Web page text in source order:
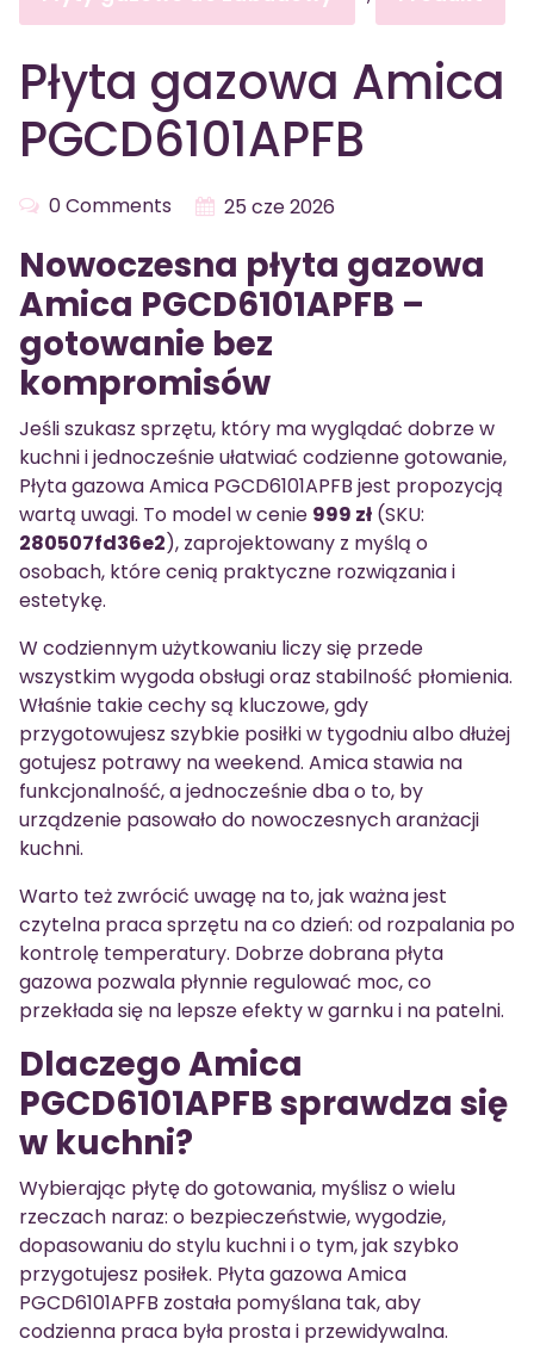
Płyta gazowa Amica
PGCD6101APFB
0 Comments 25 cze 2026
Nowoczesna płyta gazowa
Amica PGCD6101APFB –
gotowanie bez
kompromisów
Jeśli szukasz sprzętu, który ma wyglądać dobrze w
kuchni i jednocześnie ułatwiać codzienne gotowanie,
Płyta gazowa Amica PGCD6101APFB jest propozycją
wartą uwagi. To model w cenie 999 zł (SKU:
280507fd36e2), zaprojektowany z myślą o
osobach, które cenią praktyczne rozwiązania i
estetykę.
W codziennym użytkowaniu liczy się przede
wszystkim wygoda obsługi oraz stabilność płomienia.
Właśnie takie cechy są kluczowe, gdy
przygotowujesz szybkie posiłki w tygodniu albo dłużej
gotujesz potrawy na weekend. Amica stawia na
funkcjonalność, a jednocześnie dba o to, by
urządzenie pasowało do nowoczesnych aranżacji
kuchni.
Warto też zwrócić uwagę na to, jak ważna jest
czytelna praca sprzętu na co dzień: od rozpalania po
kontrolę temperatury. Dobrze dobrana płyta
gazowa pozwala płynnie regulować moc, co
przekłada się na lepsze efekty w garnku i na patelni.
Dlaczego Amica
PGCD6101APFB sprawdza się
w kuchni?
Wybierając płytę do gotowania, myślisz o wielu
rzeczach naraz: o bezpieczeństwie, wygodzie,
dopasowaniu do stylu kuchni i o tym, jak szybko
przygotujesz posiłek. Płyta gazowa Amica
PGCD6101APFB została pomyślana tak, aby
codzienna praca była prosta i przewidywalna.